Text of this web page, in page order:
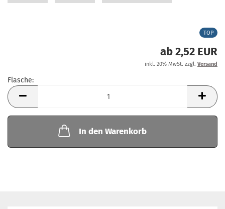
TOP
ab 2,52 EUR
inkl. 20% MwSt. zzgl. Versand
Flasche:
Flasche
In den Warenkorb